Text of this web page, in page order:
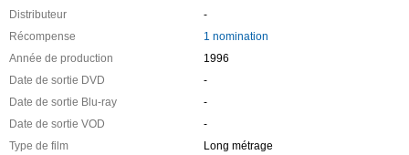
Distributeur
-
Récompense
1 nomination
Année de production
1996
Date de sortie DVD
-
Date de sortie Blu-ray
-
Date de sortie VOD
-
Type de film
Long métrage